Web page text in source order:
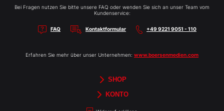
Bei Fragen nutzen Sie bitte unsere FAQ oder wenden Sie sich an unser Team vom
Kundenservice:
FAQ Kontaktformular +49 9221 9051 - 110
Erfahren Sie mehr über unser Unternehmen: www.boersenmedien.com
SHOP
Magazine
Börsenbriefe
Aktien-Reports
HEBELTRADER
TradingDay
Bücher
Newsletter
Merchandise
Gutscheine
KONTO